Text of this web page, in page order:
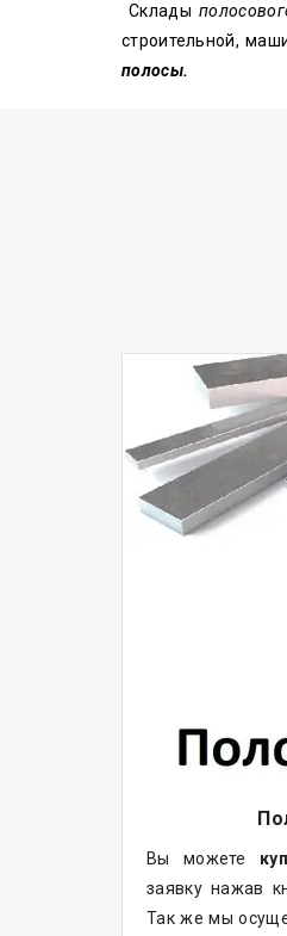
Склады
строительной,
полосы.
Вы можете
заявку нажав
Так же мы